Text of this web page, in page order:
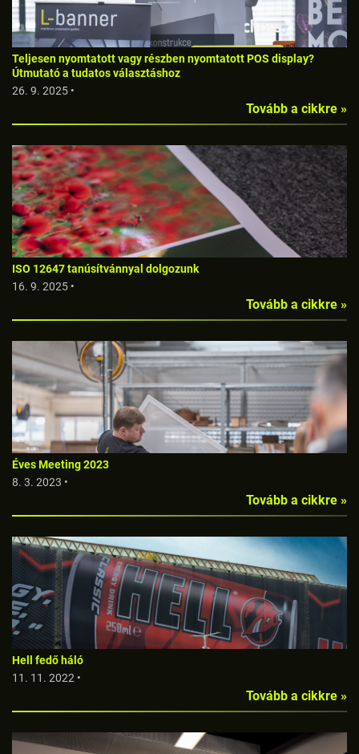
Teljesen nyomtatott vagy részben nyomtatott POS display?
Útmutató a tudatos választáshoz
26. 9. 2025 •
Tovább a cikkre »
ISO 12647 tanúsítvánnyal dolgozunk
16. 9. 2025 •
Tovább a cikkre »
Éves Meeting 2023
8. 3. 2023 •
Tovább a cikkre »
Hell fedő háló
11. 11. 2022 •
Tovább a cikkre »